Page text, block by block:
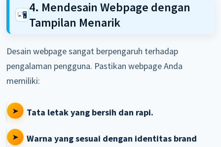
4. Mendesain Webpage dengan
Tampilan Menarik
Desain webpage sangat berpengaruh terhadap
pengalaman pengguna. Pastikan webpage Anda
memiliki:
Tata letak yang bersih dan rapi.
Warna yang sesuai dengan identitas brand